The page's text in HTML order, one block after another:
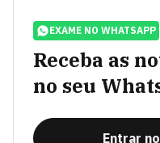
EXAME NO WHATSAPP
Receba as
no seu
Entrar